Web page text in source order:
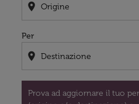
location_on
Per
location_on
Prova ad aggiornare il tuo